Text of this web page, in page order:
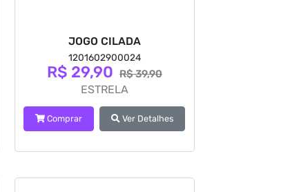
JOGO CILADA
1201602900024
R$ 29,90 R$ 39,90
ESTRELA
Comprar Ver Detalhes